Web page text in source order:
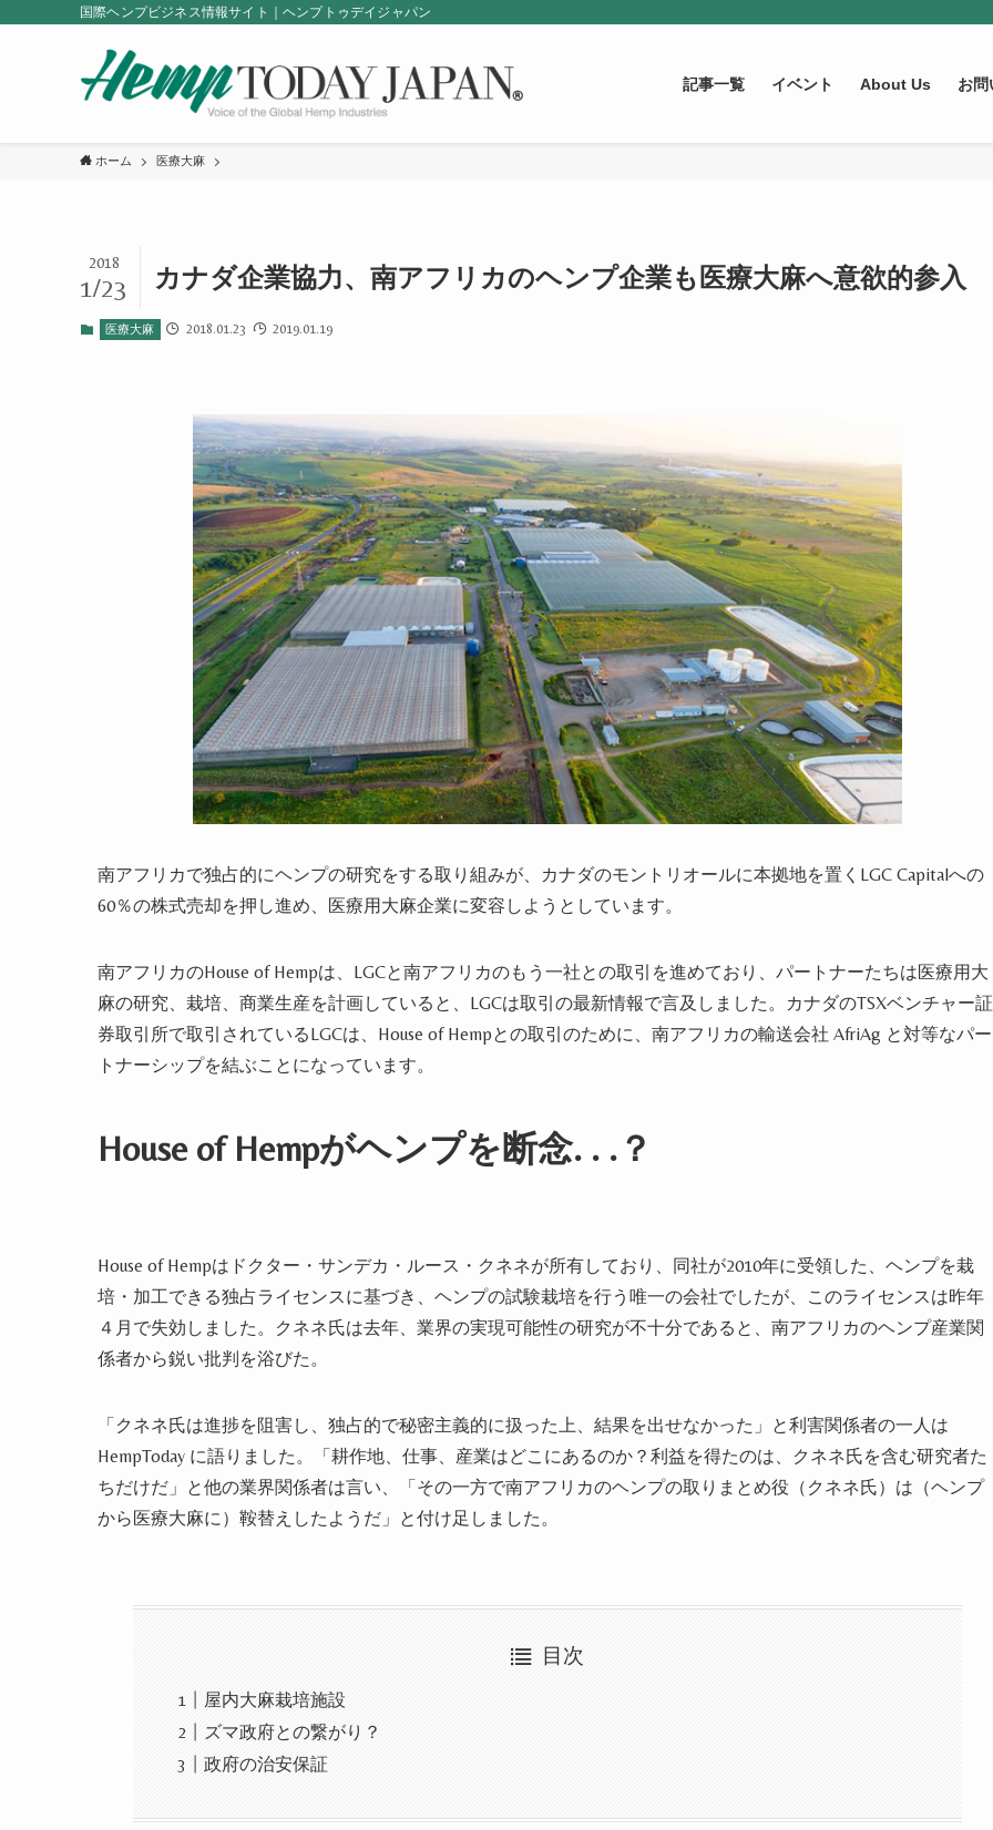
国際ヘンプビジネス情報サイト｜ヘンプトゥデイジャパン
記事一覧 イベント About Us お問
ホーム 医療大麻
カナダ企業協力、南アフリカのヘンプ企業も医療大麻へ意欲的参入
2018
1/23
医療大麻 2018.01.23 2019.01.19
南アフリカで独占的にヘンプの研究をする取り組みが、カナダのモントリオールに本拠地を置くLGC Capitalへの
60％の株式売却を押し進め、医療用大麻企業に変容しようとしてい ます。
南アフリカのHouse of Hempは、LGCと南アフリカのもう一社との取引を進めており、パートナーたちは医療用大
麻の研究、栽培、商業生産を計画していると、LGCは取引の最新情報で言及し ました。カナダのTSXベンチャー証
券取引所で取引されているLGCは、House of Hempとの取引のために、南アフリカの輸送会社 AfriAg と対等なパー
トナーシップを結ぶことになってい ます。
House of Hempがヘンプを断念. . .？
House of Hempはドクター・サンデカ・ルース・クネネが所有しており、同社が2010年に受領した、 ヘンプを栽
培・加工できる独占ライセンスに基づき、 ヘンプの試験栽培を行う唯一の会社でしたが、このライセンスは昨年
４月で失効し ました。クネネ氏は去年、業界の実現可能性の研究が不十分であると、南アフリカのヘンプ産業関
係者から鋭い批判を浴びた。
「クネネ氏は進捗を阻害し、独占的で秘密主義的に扱った上、結果を出せなかった」と利害関係者の一人は
HempToday に語りました。「 耕作地、仕事、 産業はどこにあるのか？利益を得たのは、クネネ氏を含む研究者た
ちだけだ」と他の業界関係者は言い、「その一方で南アフリカのヘンプの取りまとめ役（クネネ氏）は（ヘンプ
から医療大麻に）鞍替えしたようだ」と付け足し ました。
目次
屋内大麻栽培施設
ズマ政府との繋がり？
政府の治安保証